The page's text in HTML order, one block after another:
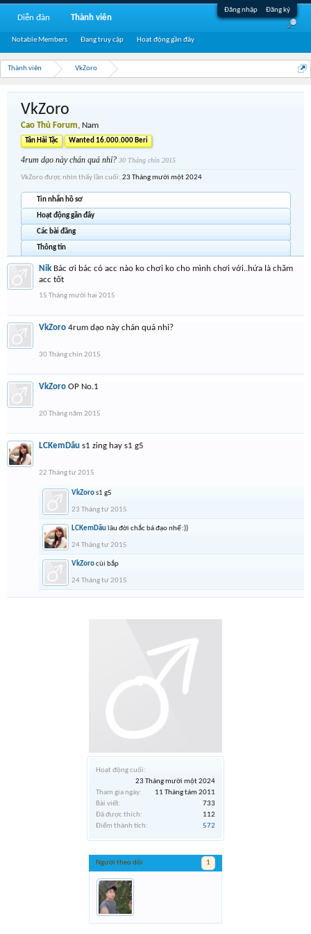
Đăng nhập Đăng ký
Thành viên VkZoro
Hoạt động cuối:
23 Tháng mười một 2024
Tham gia ngày:
11 Tháng tám 2011
Bài viết:
733
Đã được thích:
112
Điểm thành tích:
572
Người theo dõi 1
VkZoro
Cao Thủ Forum, Nam
Tân Hải Tặc Wanted 16.000.000 Beri
4rum dạo này chán quá nhỉ? 30 Tháng chín 2015
VkZoro được nhìn thấy lần cuối: 23 Tháng mười một 2024
Tin nhắn hồ sơ
Hoạt động gần đây
Các bài đăng
Thông tin
Nik Bác ơi bác có acc nào ko chơi ko cho mình chơi với..hứa là chăm
acc tốt
15 Tháng mười hai 2015
VkZoro 4rum dạo này chán quá nhỉ?
30 Tháng chín 2015
VkZoro OP No.1
20 Tháng năm 2015
LCKemDâu s1 zing hay s1 g5
22 Tháng tư 2015
VkZoros1 g5
23 Tháng tư 2015
LCKemDâu lâu đời chắc bá đạo nhể :))
24 Tháng tư 2015
VkZorocùi bắp
24 Tháng tư 2015
Diễn đàn Thành viên
Notable Members Đang truy cập Hoạt động gần đây